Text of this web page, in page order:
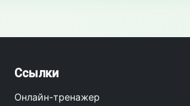
Ссылки
Онлайн-тренажер